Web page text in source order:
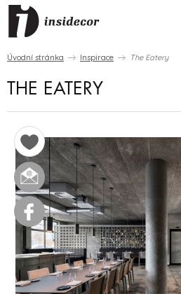
Úvodní stránka Inspirace The Eatery
THE EATERY